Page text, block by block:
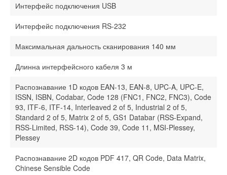
Интерфейс подключения USB
Интерфейс подключения RS-232
Максимальная дальность сканирования 140 мм
Длинна интерфейсного кабеля 3 м
Распознавание 1D кодов EAN-13, EAN-8, UPC-A, UPC-E,
ISSN, ISBN, Codabar, Code 128 (FNC1, FNC2, FNC3), Code
93, ITF-6, ITF-14, Interleaved 2 of 5, Industrial 2 of 5,
Standard 2 of 5, Matrix 2 of 5, GS1 Databar (RSS-Expand,
RSS-Limited, RSS-14), Code 39, Code 11, MSI-Plessey,
Plessey
Распознавание 2D кодов PDF 417, QR Code, Data Matrix,
Chinese Sensible Code